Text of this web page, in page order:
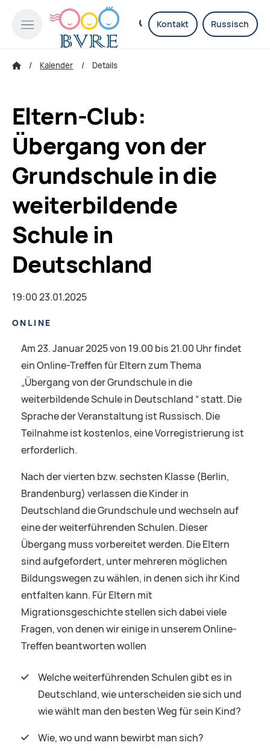
Kontakt Russisch
Kalender Details
Eltern-Club:
Übergang von der
Grundschule in die
weiterbildende
Schule in
Deutschland
19:00 23.01.2025
ONLINE
Am 23. Januar 2025 von 19.00 bis 21.00 Uhr findet
ein Online-Treffen für Eltern zum Thema
„Übergang von der Grundschule in die
weiterbildende Schule in Deutschland “ statt. Die
Sprache der Veranstaltung ist Russisch. Die
Teilnahme ist kostenlos, eine Vorregistrierung ist
erforderlich.
Nach der vierten bzw. sechsten Klasse (Berlin,
Brandenburg) verlassen die Kinder in
Deutschland die Grundschule und wechseln auf
eine der weiterführenden Schulen. Dieser
Übergang muss vorbereitet werden. Die Eltern
sind aufgefordert, unter mehreren möglichen
Bildungswegen zu wählen, in denen sich ihr Kind
entfalten kann. Für Eltern mit
Migrationsgeschichte stellen sich dabei viele
Fragen, von denen wir einige in unserem Online-
Treffen beantworten wollen
Welche weiterführenden Schulen gibt es in
Deutschland, wie unterscheiden sie sich und
wie wählt man den besten Weg für sein Kind?
Wie, wo und wann bewirbt man sich?